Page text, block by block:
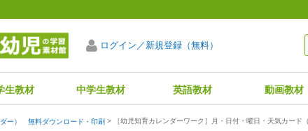
ログイン／新規登録（無料）
生教材 中学生教材 英語教材 動画教材
ダー） 無料ダウンロード・印刷 ［幼児知育カレンダーワーク］月・日付・曜日・天気カー